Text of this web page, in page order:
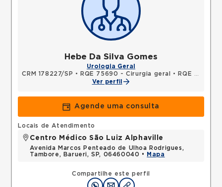
Hebe Da Silva Gomes
Urologia Geral
CRM 178227/SP • RQE 75690 - Cirurgia geral •
RQE 134993 - Urologia
Ver perfil
Agende uma consulta
Compartilhe este perfil
Locais de Atendimento
Centro Médico São Luiz Alphaville
Avenida Marcos Penteado de Ulhoa Rodrigues,
Tambore, Barueri, SP, 06460040 •
Mapa